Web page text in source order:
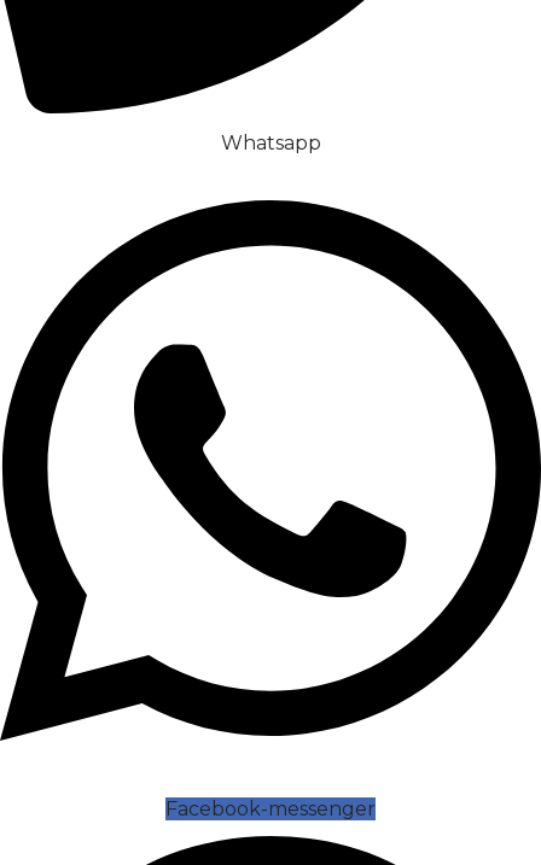
Whatsapp
Facebook-messenger